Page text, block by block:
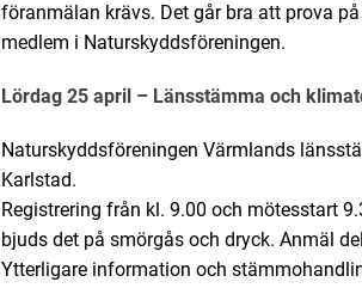
föranmälan krävs. Det går bra att prova
medlem i Naturskyddsföreningen.
Lördag 25 april – Länsstämma och
Naturskyddsföreningen Värmlands
Karlstad.
Registrering från kl. 9.00 och mötesstart
bjuds det på smörgås och dryck. Anmäl
Ytterligare information och